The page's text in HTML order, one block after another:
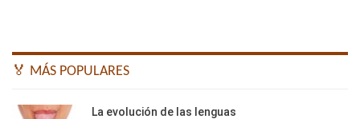
🏅 MÁS POPULARES
La evolución de las lenguas